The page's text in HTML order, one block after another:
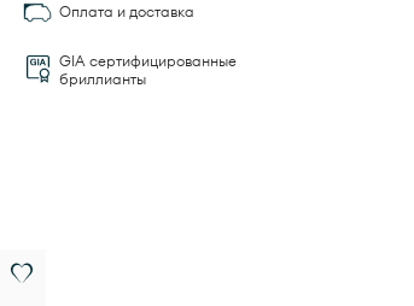
Оплата и доставка
GIA сертифицированные
бриллианты